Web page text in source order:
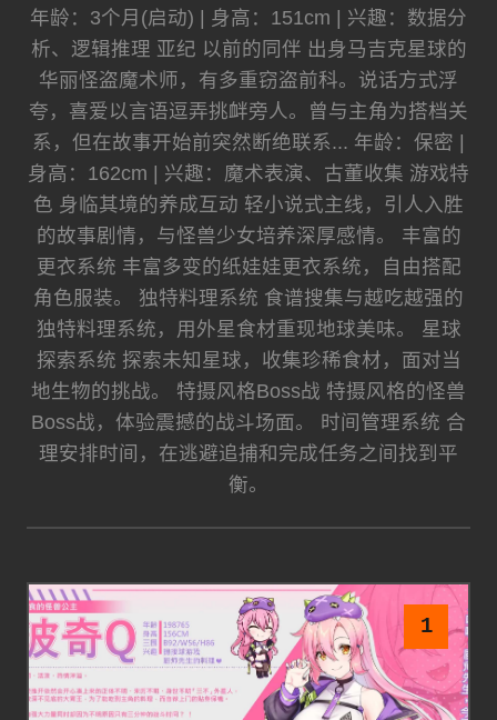
年龄：3个月(启动) | 身高：151cm | 兴趣：数据分
析、逻辑推理 亚纪 以前的同伴 出身马吉克星球的
华丽怪盗魔术师，有多重窃盗前科。说话方式浮
夸，喜爱以言语逗弄挑衅旁人。曾与主角为搭档关
系，但在故事开始前突然断绝联系... 年龄：保密 |
身高：162cm | 兴趣：魔术表演、古董收集 游戏特
色 身临其境的养成互动 轻小说式主线，引人入胜
的故事剧情，与怪兽少女培养深厚感情。 丰富的
更衣系统 丰富多变的纸娃娃更衣系统，自由搭配
角色服装。 独特料理系统 食谱搜集与越吃越强的
独特料理系统，用外星食材重现地球美味。 星球
探索系统 探索未知星球，收集珍稀食材，面对当
地生物的挑战。 特摄风格Boss战 特摄风格的怪兽
Boss战，体验震撼的战斗场面。 时间管理系统 合
理安排时间，在逃避追捕和完成任务之间找到平
衡。
1